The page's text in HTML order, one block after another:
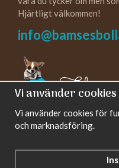
Hjärtligt välkommen!
Följ oss
Vi använder cookies
Vi använder cookies för
och marknadsföring.